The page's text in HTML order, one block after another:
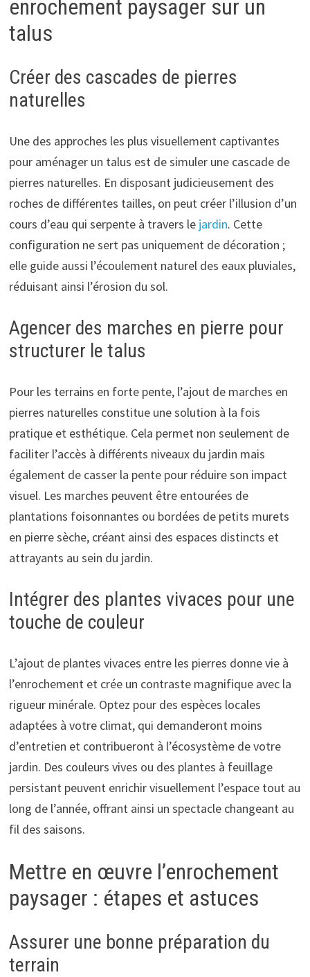
enrochement paysager sur un
talus
Créer des cascades de pierres
naturelles
Une des approches les plus visuellement captivantes
pour aménager un talus est de simuler une cascade de
pierres naturelles. En disposant judicieusement des
roches de différentes tailles, on peut créer l’illusion d’un
cours d’eau qui serpente à travers le jardin. Cette
configuration ne sert pas uniquement de décoration ;
elle guide aussi l’écoulement naturel des eaux pluviales,
réduisant ainsi l’érosion du sol.
Agencer des marches en pierre pour
structurer le talus
Pour les terrains en forte pente, l’ajout de marches en
pierres naturelles constitue une solution à la fois
pratique et esthétique. Cela permet non seulement de
faciliter l’accès à différents niveaux du jardin mais
également de casser la pente pour réduire son impact
visuel. Les marches peuvent être entourées de
plantations foisonnantes ou bordées de petits murets
en pierre sèche, créant ainsi des espaces distincts et
attrayants au sein du jardin.
Intégrer des plantes vivaces pour une
touche de couleur
L’ajout de plantes vivaces entre les pierres donne vie à
l’enrochement et crée un contraste magnifique avec la
rigueur minérale. Optez pour des espèces locales
adaptées à votre climat, qui demanderont moins
d’entretien et contribueront à l’écosystème de votre
jardin. Des couleurs vives ou des plantes à feuillage
persistant peuvent enrichir visuellement l’espace tout au
long de l’année, offrant ainsi un spectacle changeant au
fil des saisons.
Mettre en œuvre l’enrochement
paysager : étapes et astuces
Assurer une bonne préparation du
terrain